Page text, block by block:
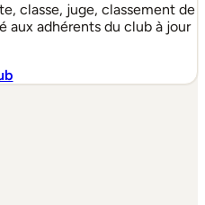
classe, juge, classement de
aux adhérents du club à jour